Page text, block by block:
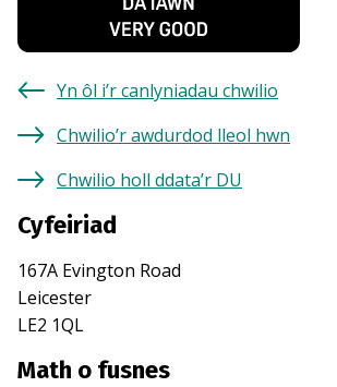
Yn ôl i’r canlyniadau chwilio
Chwilio’r awdurdod lleol hwn
Chwilio holl ddata’r DU
Cyfeiriad
167A Evington Road
Leicester
LE2 1QL
Math o fusnes